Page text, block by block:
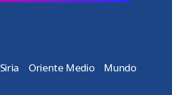
Siria Oriente Medio Mundo